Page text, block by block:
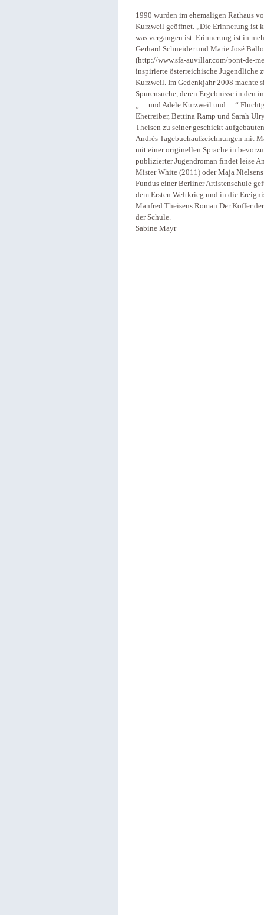
1990 wurden im ehemaligen Rathaus
Kurzweil geöffnet. „Die Erinnerung ist
was vergangen ist. Erinnerung ist in
Gerhard Schneider und Marie José
(http://www.sfa-auvillar.com/pont-de-
inspirierte österreichische Jugendliche
Kurzweil. Im Gedenkjahr 2008 machte
Spurensuche, deren Ergebnisse in
„… und Adele Kurzweil und …“
Ehetreiber, Bettina Ramp und Sarah
Theisen zu seiner geschickt
Andrés Tagebuchaufzeichnungen mit
mit einer originellen Sprache in
publizierter Jugendroman findet leise
Mister White (2011) oder Maja
Fundus einer Berliner Artistenschule
dem Ersten Weltkrieg und in die
Manfred Theisens Roman Der Koffer
der Schule.
Sabine Mayr